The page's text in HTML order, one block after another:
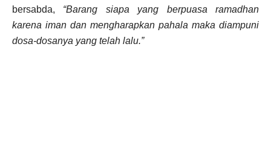
bersabda, “Barang siapa yang berpuasa ramadhan
karena iman dan mengharapkan pahala maka diampuni
dosa-dosanya yang telah lalu.”